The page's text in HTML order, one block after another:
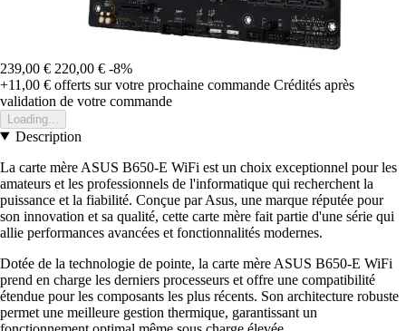
239,00 € 220,00 € -8%
+11,00 € offerts sur votre prochaine commande Crédités après
validation de votre commande
Loading...
Description
La carte mère ASUS B650-E WiFi est un choix exceptionnel pour les
amateurs et les professionnels de l'informatique qui recherchent la
puissance et la fiabilité. Conçue par Asus, une marque réputée pour
son innovation et sa qualité, cette carte mère fait partie d'une série qui
allie performances avancées et fonctionnalités modernes.
Dotée de la technologie de pointe, la carte mère ASUS B650-E WiFi
prend en charge les derniers processeurs et offre une compatibilité
étendue pour les composants les plus récents. Son architecture robuste
permet une meilleure gestion thermique, garantissant un